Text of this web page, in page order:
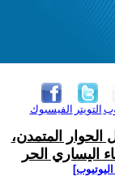
الفيسبوك التويتر
الحوار المتمدن،
اليساري الحر